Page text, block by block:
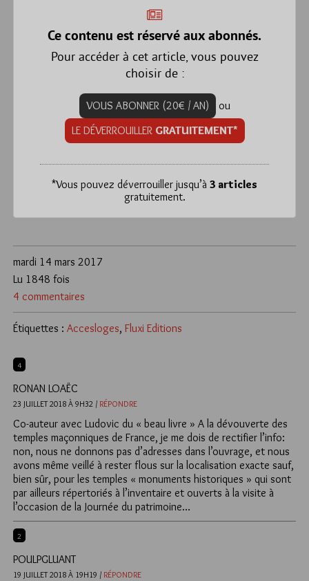
Ce contenu est réservé aux abonnés.
Pour accéder à cet article, vous pouvez
choisir de :
VOUS ABONNER (20€ / AN)
ou
LE DÉVERROUILLER GRATUITEMENT*
*Vous pouvez déverrouiller jusqu’à 3 articles
gratuitement.
mardi 14 mars 2017
4 commentaires
Lu 1848 fois
Étiquettes : Accesloges, Fluxi Editions
4
RONAN LOAËC
23 JUILLET 2018 À 9H32 / RÉPONDRE
Co-auteur avec Ludovic du « beau livre » A la dévouverte des
temples maçonniques de France, je me dois de rectifier l’info:
non, nous ne donnons pas d’adresses dans l’ouvrage, et nous
avons même veillé à rester flous sur la localisation exacte sauf,
bien sûr, pour les temples « monuments historiques » qui sont
par ailleurs répertoriés à l’inventaire et ouverts à la visite à
l’occasion de la Journée du patrimoine…
2
POULPGLUANT
19 JUILLET 2018 À 19H19 / RÉPONDRE